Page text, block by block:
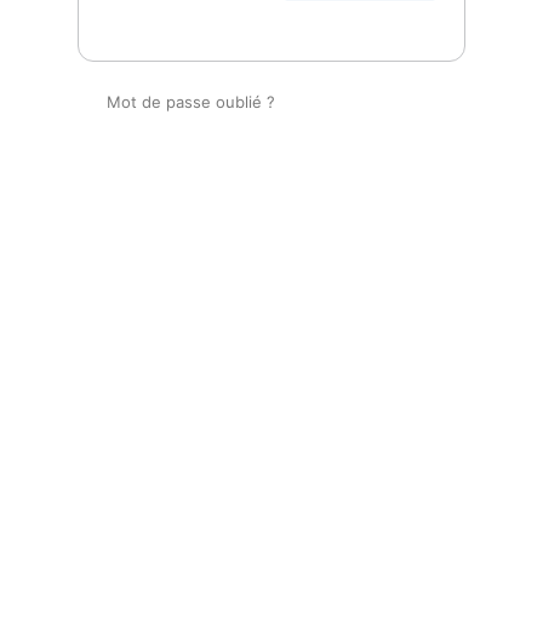
Mot de passe oublié ?